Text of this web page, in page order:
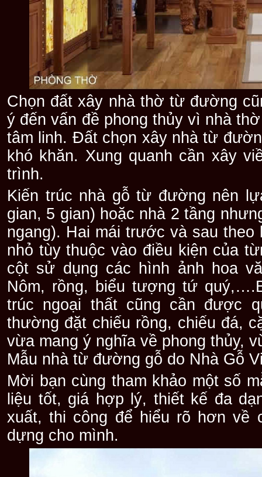
Chọn đất xây nhà thờ từ đường
ý đến vấn đề phong thủy vì nhà
tâm linh. Đất chọn xây nhà từ
khó khăn. Xung quanh cần xây
trình.
Kiến trúc nhà gỗ từ đường nên
gian, 5 gian) hoặc nhà 2 tầng
ngang). Hai mái trước và sau
nhỏ tùy thuộc vào điều kiện của
cột sử dụng các hình ảnh hoa
Nôm, rồng, biểu tượng tứ
trúc ngoại thất cũng cần được
thường đặt chiếu rồng, chiếu đá,
vừa mang ý nghĩa về phong thủy,
Mẫu nhà từ đường gỗ do Nhà Gỗ
Mời bạn cùng tham khảo một số
liệu tốt, giá hợp lý, thiết kế đa
xuất, thi công để hiểu rõ hơn về
dựng cho mình.